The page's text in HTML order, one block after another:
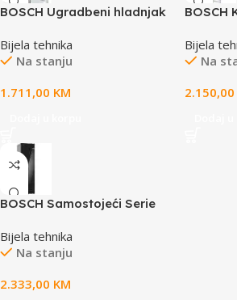
BOSCH Ugradbeni hladnjak
H:200L, Z:70L, 177CM, 35dB
Bijela tehnika
Na stanju
1.711,00 KM
BOSCH
193.5cm
Bijela
Na
2.150,00
BOSCH Samostojeći Serie
NoFrost203X60; Perfect Fit,
Bijela tehnika
Na stanju
2.333,00 KM